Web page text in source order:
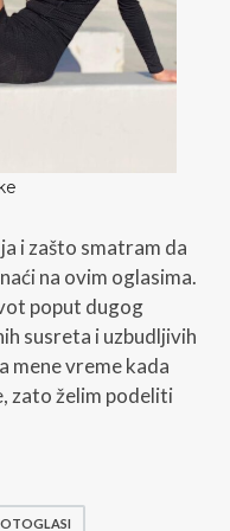
i zašto smatram da
na ovim oglasima.
poput dugog
susreta i uzbudljivih
mene vreme kada
zato želim podeliti